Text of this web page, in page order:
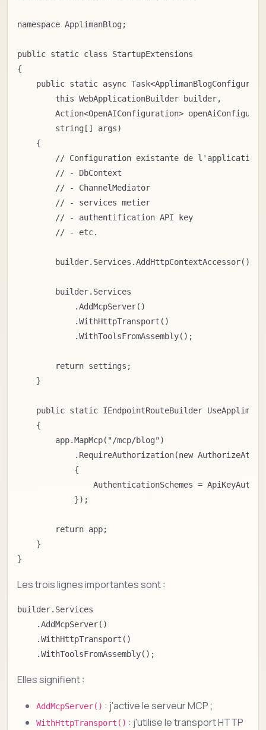
namespace ApplimanBlog;
public static class StartupExtensions
{
public static async
        this WebApplicationBuilder builder,
Action<OpenAIConfiguration>
        string[] args)
    {
// Configuration existante de l'application
        // - DbContext
        // - ChannelMediator
        // - services metier
        // - authentification API key
        // - etc.
        builder.Services.AddHttpContextAccessor();
        builder.Services
            .AddMcpServer()
            .WithHttpTransport()
            .WithToolsFromAssembly();
        return settings;
    }
public static IEndpointRouteBuilder
    {
        app.MapMcp("/mcp/blog")
.RequireAuthorization(new
            {
AuthenticationSchemes =
            });
        return app;
    }
}
Les trois lignes importantes sont :
builder.Services
    .AddMcpServer()
    .WithHttpTransport()
    .WithToolsFromAssembly();
Elles signifient :
AddMcpServer() : j'active le serveur MCP ;
WithHttpTransport() : j'utilise le transport HTTP